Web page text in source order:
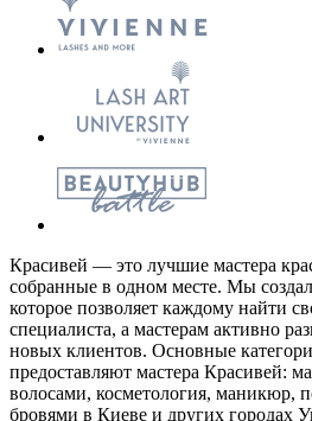
Красивей — это лучшие мастера
собранные в одном месте. Мы
которое позволяет каждому найти
специалиста, а мастерам активно
новых клиентов. Основные
предоставляют мастера Красивей:
волосами, косметология, маникюр,
бровями в Киеве и других городах